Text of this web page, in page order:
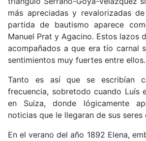
más apreciadas y revalorizadas
partida de bautismo aparece
Manuel Prat y Agacino. Estos lazos
acompañados a que era tío carnal
sentimientos muy fuertes entre ellos.
Tanto es así que se escribían
frecuencia, sobretodo cuando Luís
en Suiza, donde lógicamente
noticias que le llegaran de sus seres
En el verano del año 1892 Elena,